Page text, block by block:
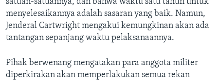
satuan-satuannya, dan bahwa waktu satu tahun untuk
menyelesaikannya adalah sasaran yang baik. Namun,
Jenderal Cartwright mengakui kemungkinan akan ada
tantangan sepanjang waktu pelaksanaannya.
Pihak berwenang mengatakan para anggota militer
diperkirakan akan memperlakukan semua rekan